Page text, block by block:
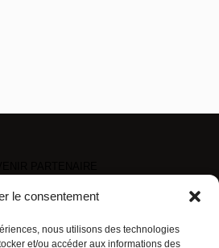
le consentement
nous utilisons des technologies
et/ou accéder aux informations des
CONTACT